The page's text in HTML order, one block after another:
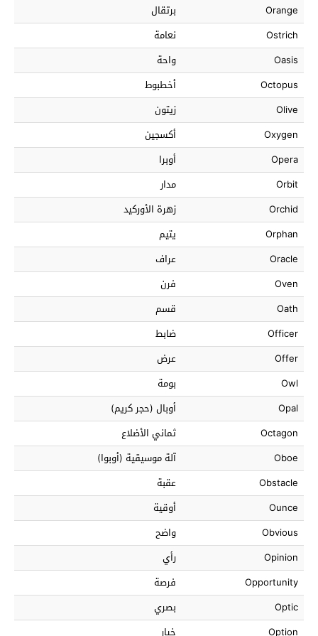
Orange
برتقال
Ostrich
نعامة
Oasis
واحة
Octopus
أخطبوط
Olive
زيتون
Oxygen
أكسجين
Opera
أوبرا
Orbit
مدار
Orchid
زهرة الأوركيد
Orphan
يتيم
Oracle
عراف
Oven
فرن
Oath
قسم
Officer
ضابط
Offer
عرض
Owl
بومة
Opal
أوبال (حجر كريم)
Octagon
ثماني الأضلاع
Oboe
آلة موسيقية (أوبوا)
Obstacle
عقبة
Ounce
أوقية
Obvious
واضح
Opinion
رأي
Opportunity
فرصة
Optic
بصري
Option
خيار